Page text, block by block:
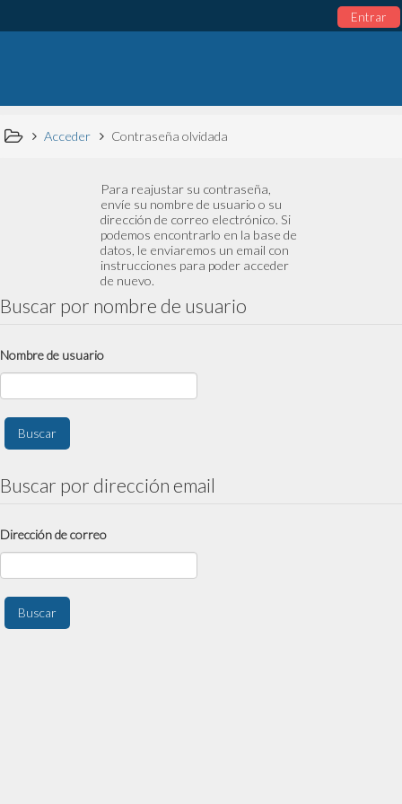
Entrar
Acceder Contraseña olvidada
Para reajustar su contraseña,
envíe su nombre de usuario o su
dirección de correo electrónico. Si
podemos encontrarlo en la base de
datos, le enviaremos un email con
instrucciones para poder acceder
de nuevo.
Buscar por nombre de usuario
Nombre de usuario
Buscar por dirección email
Dirección de correo